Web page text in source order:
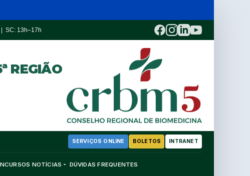
SC: 13h–17h
REGIÃO
SERVIÇOS ONLINE BOLETOS INTRANET
NOTÍCIAS DÚVIDAS FREQUENTES